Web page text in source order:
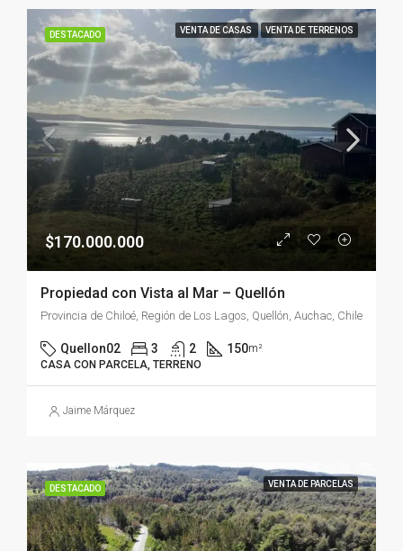
DESTACADO VENTA DE CASAS VENTA DE TERRENOS
$170.000.000
Propiedad con Vista al Mar – Quellón
Provincia de Chiloé, Región de Los Lagos, Quellón, Auchac, Chile
Quellon02 3 2 150m²
CASA CON PARCELA, TERRENO
Jaime Márquez
DESTACADO VENTA DE PARCELAS